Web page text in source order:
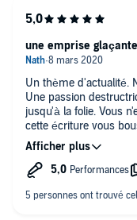
s'aimer, ne font en fait
intensité. Et c'est
tant que femme.
En conclusion, j'ai
Un thème d'actualité.
Une passion
jusqu'à la folie. Vous
cette écriture vous
compassion à la
une emprise